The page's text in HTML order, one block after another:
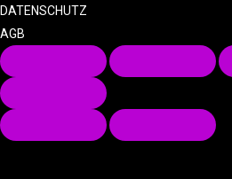
DATENSCHUTZ
AGB